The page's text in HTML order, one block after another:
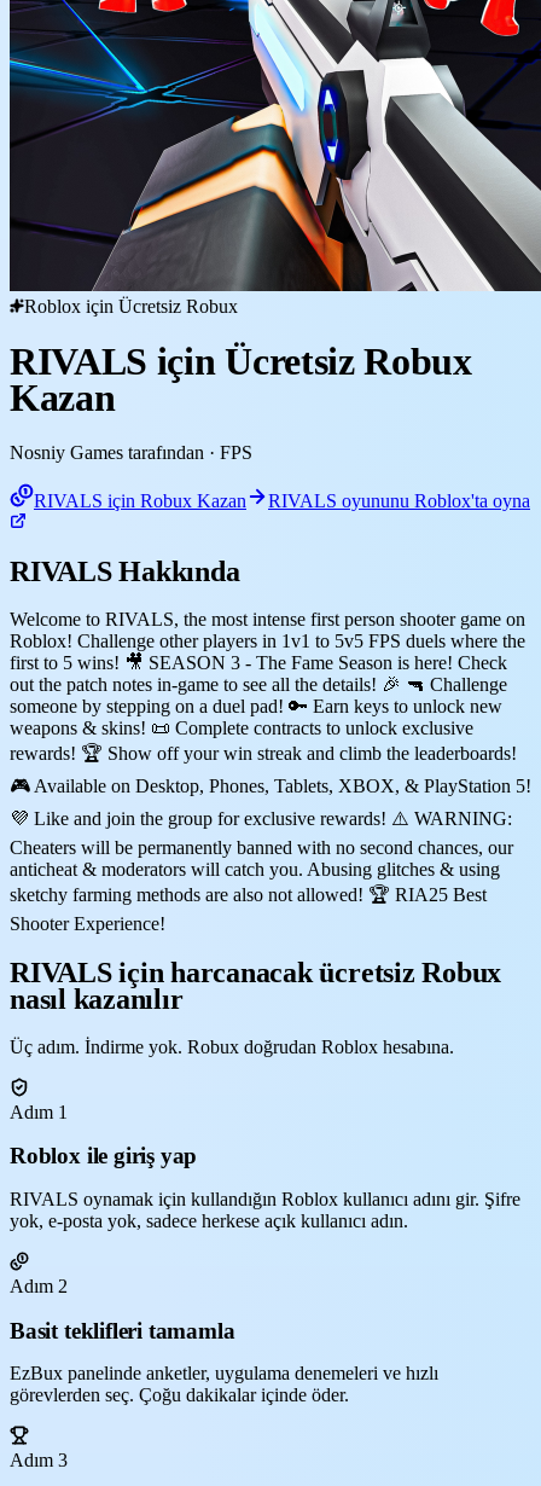
Roblox için Ücretsiz Robux
RIVALS için Ücretsiz Robux
Kazan
Nosniy Games tarafından · FPS
RIVALS için Robux Kazan RIVALS oyununu Roblox'ta oyna
RIVALS Hakkında
Welcome to RIVALS, the most intense first person shooter game on
Roblox! Challenge other players in 1v1 to 5v5 FPS duels where the
first to 5 wins! 🎥 SEASON 3 - The Fame Season is here! Check
out the patch notes in-game to see all the details! 🎉 🔫 Challenge
someone by stepping on a duel pad! 🔑 Earn keys to unlock new
weapons & skins! 📜 Complete contracts to unlock exclusive
rewards! 🏆 Show off your win streak and climb the leaderboards!
🎮 Available on Desktop, Phones, Tablets, XBOX, & PlayStation 5!
💜 Like and join the group for exclusive rewards! ⚠️ WARNING:
Cheaters will be permanently banned with no second chances, our
anticheat & moderators will catch you. Abusing glitches & using
sketchy farming methods are also not allowed! 🏆 RIA25 Best
Shooter Experience!
RIVALS için harcanacak ücretsiz Robux
nasıl kazanılır
Üç adım. İndirme yok. Robux doğrudan Roblox hesabına.
Adım 1
Roblox ile giriş yap
RIVALS oynamak için kullandığın Roblox kullanıcı adını gir. Şifre
yok, e-posta yok, sadece herkese açık kullanıcı adın.
Adım 2
Basit teklifleri tamamla
EzBux panelinde anketler, uygulama denemeleri ve hızlı
görevlerden seç. Çoğu dakikalar içinde öder.
Adım 3